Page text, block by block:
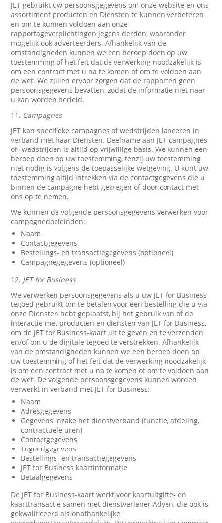
JET gebruikt uw persoonsgegevens om onze website en ons
assortiment producten en Diensten te kunnen verbeteren
en om te kunnen voldoen aan onze
rapportageverplichtingen jegens derden, waaronder
mogelijk ook adverteerders. Afhankelijk van de
omstandigheden kunnen we een beroep doen op uw
toestemming of het feit dat de verwerking noodzakelijk is
om een contract met u na te komen of om te voldoen aan
de wet. We zullen ervoor zorgen dat de rapporten geen
persoonsgegevens bevatten, zodat de informatie niet naar
u kan worden herleid.
11. Campagnes
JET kan specifieke campagnes of wedstrijden lanceren in
verband met haar Diensten. Deelname aan JET-campagnes
of -wedstrijden is altijd op vrijwillige basis. We kunnen een
beroep doen op uw toestemming, tenzij uw toestemming
niet nodig is volgens de toepasselijke wetgeving. U kunt uw
toestemming altijd intrekken via de contactgegevens die u
binnen de campagne hebt gekregen of door contact met
ons op te nemen.
We kunnen de volgende persoonsgegevens verwerken voor
campagnedoeleinden:
Naam
Contactgegevens
Bestellings- en transactiegegevens (optioneel)
Campagnegegevens (optioneel)
12. JET for Business
We verwerken persoonsgegevens als u uw JET for Business-
tegoed gebruikt om te betalen voor een bestelling die u via
onze Diensten hebt geplaatst, bij het gebruik van of de
interactie met producten en diensten van JET for Business,
om de JET for Business-kaart uit te geven en te verzenden
en/of om u de digitale tegoed te verstrekken. Afhankelijk
van de omstandigheden kunnen we een beroep doen op
uw toestemming of het feit dat de verwerking noodzakelijk
is om een contract met u na te komen of om te voldoen aan
de wet. De volgende persoonsgegevens kunnen worden
verwerkt in verband met JET for Business:
Naam
Adresgegevens
Gegevens inzake het dienstverband (functie, afdeling,
contractuele uren)
Contactgegevens
Tegoedgegevens
Bestellings- en transactiegegevens
JET for Business kaartinformatie
Betaalgegevens
De JET for Business-kaart werkt voor kaartuitgifte- en
kaarttransactie samen met dienstverlener Adyen, die ook is
gekwalificeerd als onafhankelijke